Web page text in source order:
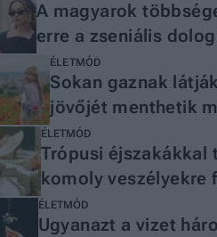
A magyarok
erre a zseniális
az egészségpénztárat
ÉLETMÓD
Sokan gaznak
jövőjét menthetik
ÉLETMÓD
Trópusi éjszakákkal
komoly veszélyekre
szakemberek
ÉLETMÓD
Ugyanazt a vizet